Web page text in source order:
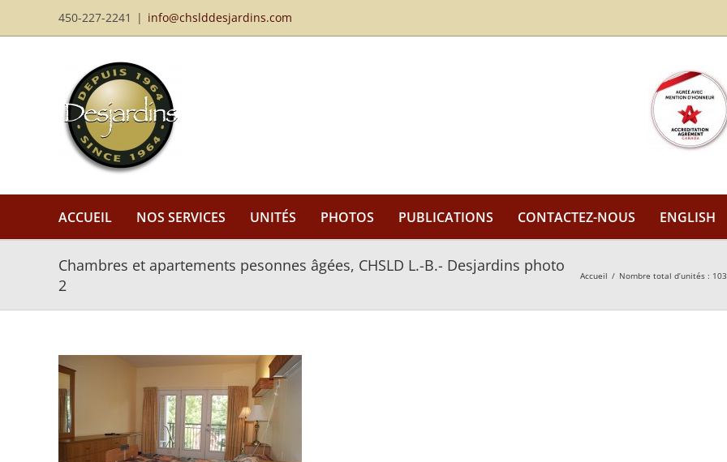
au
450-227-2241 | info@chslddesjardins.com
ACCUEIL NOS SERVICES UNITÉS PHOTOS PUBLICATIONS CONTACTEZ-NOUS ENGLISH
Chambres et apartements pesonnes âgées, CHSLD L.-B.- Desjardins photo
2
Accueil / Nombre total d’unités : 103